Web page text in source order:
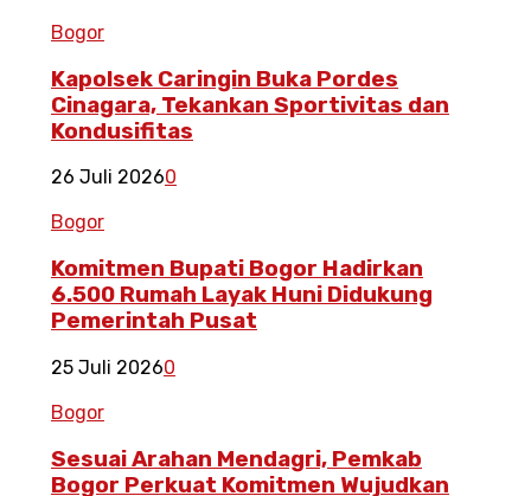
Bogor
Kapolsek Caringin Buka Pordes
Cinagara, Tekankan Sportivitas dan
Kondusifitas
26 Juli 20260
Bogor
Komitmen Bupati Bogor Hadirkan
6.500 Rumah Layak Huni Didukung
Pemerintah Pusat
25 Juli 20260
Bogor
Sesuai Arahan Mendagri, Pemkab
Bogor Perkuat Komitmen Wujudkan